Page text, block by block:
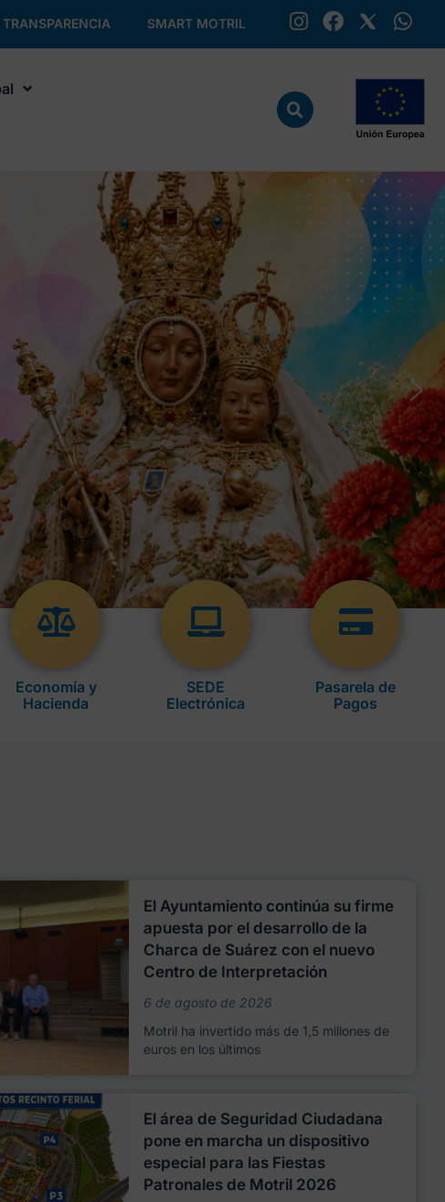
TRANSPARENCIA SMART MOTRIL
Economía y
Hacienda
SEDE
Electrónica
Pasarela de
Pagos
El Ayuntamiento continúa su firme
apuesta por el desarrollo de la
Charca de Suárez con el nuevo
Centro de Interpretación
6 de agosto de 2026
Motril ha invertido más de 1,5 millones de
euros en los últimos
El área de Seguridad Ciudadana
pone en marcha un dispositivo
especial para las Fiestas
Patronales de Motril 2026